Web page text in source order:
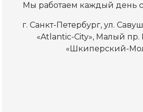
Мы работаем каждый день с
г. Санкт-Петербург, ул.
«Atlantic-City», Малый пр.
«Шкиперский-